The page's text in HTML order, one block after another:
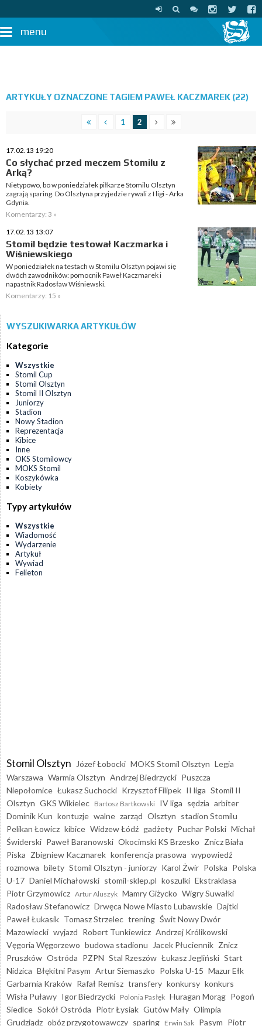
menu
ARTYKUŁY OZNACZONE TAGIEM PAWEŁ KACZMAREK (22)
1 2
17.02.13 19:20
Co słychać przed meczem Stomilu z
Arką?
Nietypowo, bo w poniedziałek piłkarze Stomilu Olsztyn
zagrają sparing. Do Olsztyna przyjedzie rywali z I ligi - Arka
Gdynia.
Komentarzy: 3 »
17.02.13 13:07
Stomil będzie testował Kaczmarka i
Wiśniewskiego
W poniedziałek na testach w Stomilu Olsztyn pojawi się
dwóch zawodników: pomocnik Paweł Kaczmarek i
napastnik Radosław Wiśniewski.
Komentarzy: 15 »
WYSZUKIWARKA ARTYKUŁÓW
Kategorie
Wszystkie
Stomil Cup
Stomil Olsztyn
Stomil II Olsztyn
Juniorzy
Stadion
Nowy Stadion
Reprezentacja
Kibice
Inne
OKS Stomilowcy
MOKS Stomil
Koszykówka
Kobiety
Typy artykułów
Wszystkie
Wiadomość
Wydarzenie
Artykuł
Wywiad
Felieton
Stomil Olsztyn Józef Łobocki MOKS Stomil Olsztyn Legia
Warszawa Warmia Olsztyn Andrzej Biedrzycki Puszcza
Niepołomice Łukasz Suchocki Krzysztof Filipek II liga Stomil II
Olsztyn GKS Wikielec Bartosz Bartkowski IV liga sędzia arbiter
Dominik Kun kontuzje walne zarząd Olsztyn stadion Stomilu
Pelikan Łowicz kibice Widzew Łódź gadżety Puchar Polski Michał
Świderski Paweł Baranowski Okocimski KS Brzesko Znicz Biała
Piska Zbigniew Kaczmarek konferencja prasowa wypowiedź
rozmowa bilety Stomil Olsztyn - juniorzy Karol Żwir Polska Polska
U-17 Daniel Michałowski stomil-sklep.pl koszulki Ekstraklasa
Piotr Grzymowicz Artur Aluszyk Mamry Giżycko Wigry Suwałki
Radosław Stefanowicz Drwęca Nowe Miasto Lubawskie Dajtki
Paweł Łukasik Tomasz Strzelec trening Świt Nowy Dwór
Mazowiecki wyjazd Robert Tunkiewicz Andrzej Królikowski
Vęgoria Węgorzewo budowa stadionu Jacek Płuciennik Znicz
Pruszków Ostróda PZPN Stal Rzeszów Łukasz Jegliński Start
Nidzica Błękitni Pasym Artur Siemaszko Polska U-15 Mazur Ełk
Garbarnia Kraków Rafał Remisz transfery konkursy konkurs
Wisła Puławy Igor Biedrzycki Polonia Pasłęk Huragan Morąg Pogoń
Siedlce Sokół Ostróda Piotr Łysiak Gutów Mały Olimpia
Grudziądz obóz przygotowawczy sparing Erwin Sak Pasym Piotr